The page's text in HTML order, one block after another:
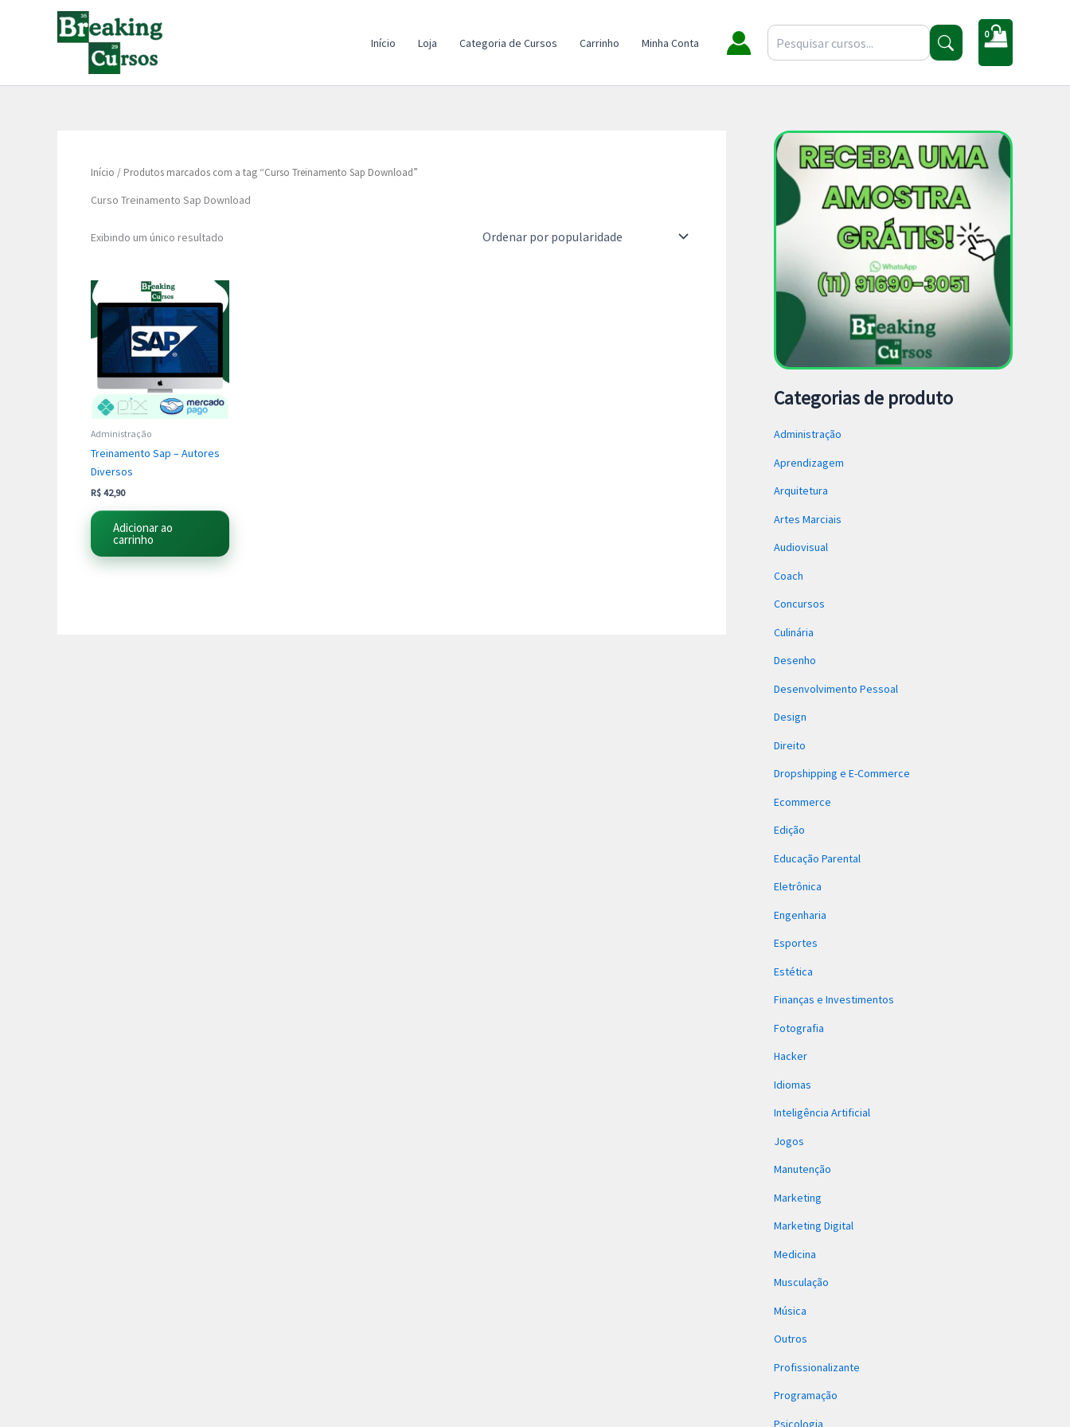
Início Loja Categoria de Cursos Carrinho Minha Conta
Início / Produtos marcados com a tag “Curso Treinamento Sap Download”
Curso Treinamento Sap Download
Exibindo um único resultado
Administração
Treinamento Sap – Autores
Diversos
R$ 42,90
Adicionar ao
carrinho
Categorias de produto
Administração
Aprendizagem
Arquitetura
Artes Marciais
Audiovisual
Coach
Concursos
Culinária
Desenho
Desenvolvimento Pessoal
Design
Direito
Dropshipping e E-Commerce
Ecommerce
Edição
Educação Parental
Eletrônica
Engenharia
Esportes
Estética
Finanças e Investimentos
Fotografia
Hacker
Idiomas
Inteligência Artificial
Jogos
Manutenção
Marketing
Marketing Digital
Medicina
Musculação
Música
Outros
Profissionalizante
Programação
Psicologia